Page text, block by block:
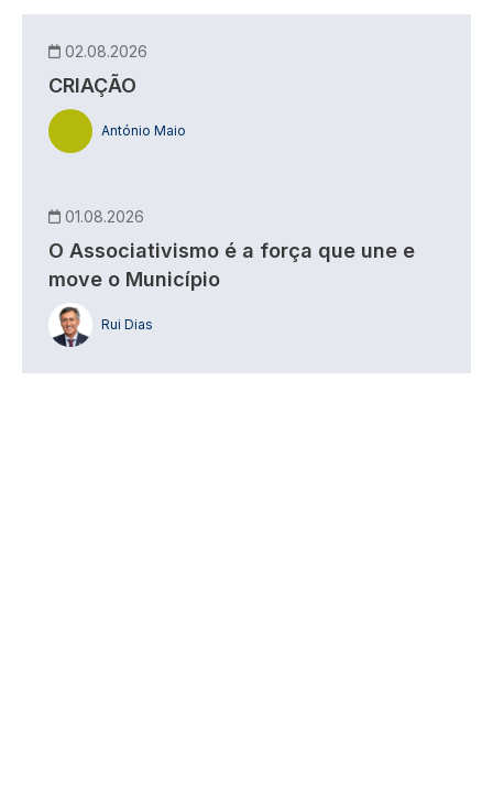
02.08.2026
CRIAÇÃO
António Maio
01.08.2026
O Associativismo é a força que une e
move o Município
Rui Dias